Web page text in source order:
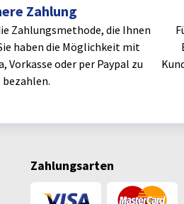
Zahlung
Zahlungsmethode, die Ihnen
haben die Möglichkeit mit
Vorkasse oder per Paypal zu
bezahlen.
Zahlungsarten